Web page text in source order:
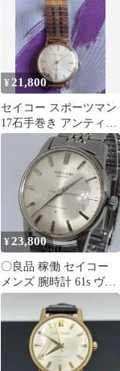
¥21,800
セイコー スポーツマン
17石手巻き アンティー
ク ヴィンテージ レトロ
¥23,800
〇良品 稼働 セイコー
メンズ 腕時計 61s ヴィ
ンテージ クラウンスペ